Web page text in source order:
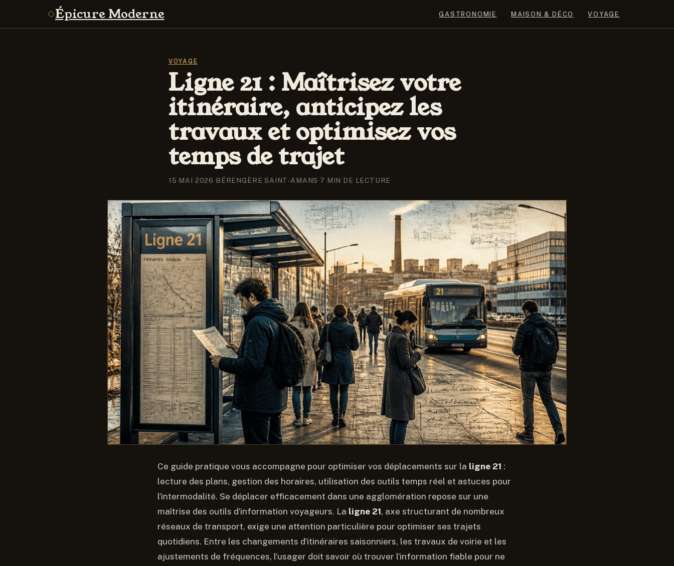
Épicure Moderne GASTRONOMIE MAISON & DÉCO VOYAGE
VOYAGE
Ligne 21 : Maîtrisez votre
itinéraire, anticipez les
travaux et optimisez vos
temps de trajet
15 MAI 2026·BÉRENGÈRE SAINT-AMANS·7 MIN DE LECTURE
Ce guide pratique vous accompagne pour optimiser vos déplacements sur la ligne 21 :
lecture des plans, gestion des horaires, utilisation des outils temps réel et astuces pour
l’intermodalité. Se déplacer efficacement dans une agglomération repose sur une
maîtrise des outils d’information voyageurs. La ligne 21, axe structurant de nombreux
réseaux de transport, exige une attention particulière pour optimiser ses trajets
quotidiens. Entre les changements d’itinéraires saisonniers, les travaux de voirie et les
ajustements de fréquences, l’usager doit savoir où trouver l’information fiable pour ne